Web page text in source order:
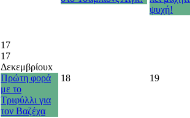
ψυχή!
17
17
Δεκεμβρίουx
Πρώτη φορά
με το
Τριφύλλι για
τον Βαζέχα
18 19